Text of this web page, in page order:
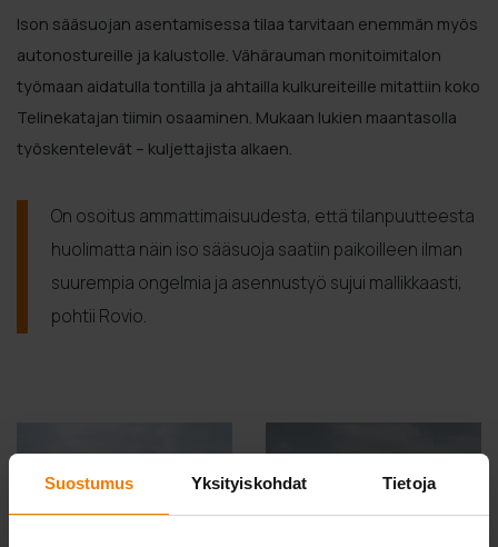
Suostumus Yksityiskohdat Tietoja
Ison sääsuojan asentamisessa tilaa tarvitaan enemmän myös
autonostureille ja kalustolle. Vähärauman monitoimitalon
työmaan aidatulla tontilla ja ahtailla kulkureiteille mitattiin koko
Telinekatajan tiimin osaaminen. Mukaan lukien maantasolla
työskentelevät – kuljettajista alkaen.
On osoitus ammattimaisuudesta, että tilanpuutteesta
huolimatta näin iso sääsuoja saatiin paikoilleen ilman
suurempia ongelmia ja asennustyö sujui mallikkaasti,
pohtii Rovio.